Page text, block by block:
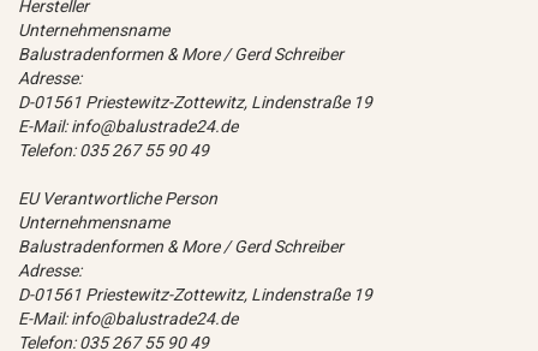
Hersteller
Unternehmensname
Balustradenformen & More / Gerd Schreiber
Adresse:
D-01561 Priestewitz-Zottewitz, Lindenstraße 19
E-Mail: info@balustrade24.de
Telefon: 035 267 55 90 49
EU Verantwortliche Person
Unternehmensname
Balustradenformen & More / Gerd Schreiber
Adresse:
D-01561 Priestewitz-Zottewitz, Lindenstraße 19
E-Mail: info@balustrade24.de
Telefon: 035 267 55 90 49